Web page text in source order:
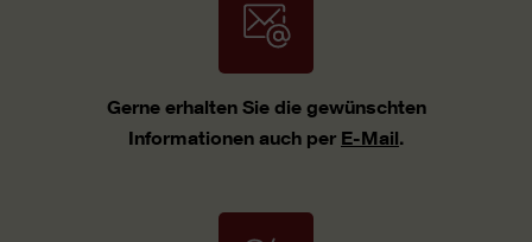
Gerne erhalten Sie die gewünschten
Informationen auch per E-Mail.